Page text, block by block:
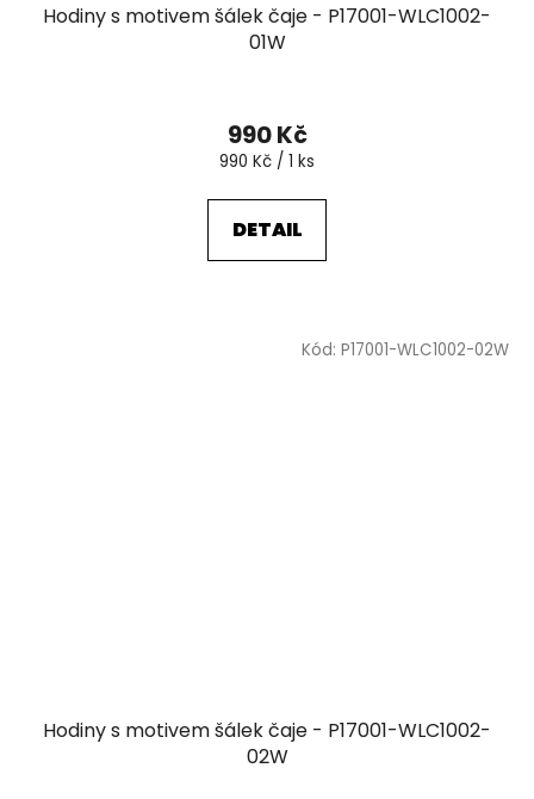
Hodiny s motivem šálek čaje - P17001-WLC1002-
01W
990 Kč
Měrná
990 Kč / 1 ks
DETAIL
Hodiny s motivem šálek čaje - P17001-WLC1002-
02W
Kód: P17001-WLC1002-02W